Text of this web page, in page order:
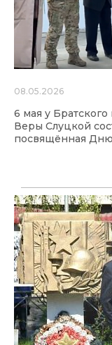
08.05.2026
6 мая у
Веры Слуцкой
посвящённая